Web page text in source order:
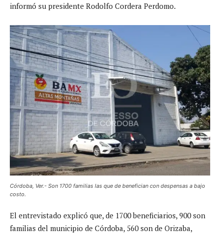
informó su presidente Rodolfo Cordera Perdomo.
Córdoba, Ver.- Son 1700 familias las que de benefician con despensas a bajo
costo.
El entrevistado explicó que, de 1700 beneficiarios, 900 son
familias del municipio de Córdoba, 560 son de Orizaba,